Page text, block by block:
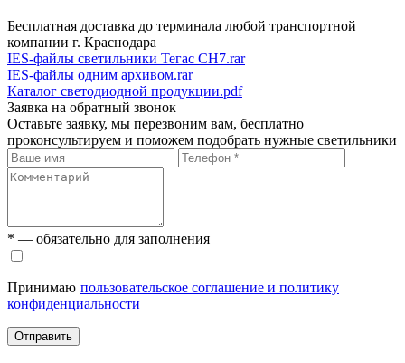
Бесплатная доставка до терминала любой транспортной
компании г. Краснодара
IES-файлы светильники Тегас СН7.rar
IES-файлы одним архивом.rar
Каталог светодиодной продукции.pdf
Заявка на обратный звонок
Оставьте заявку, мы перезвоним вам, бесплатно
проконсультируем и поможем подобрать нужные светильники
* — обязательно для заполнения
Принимаю пользовательское соглашение и политику
конфиденциальности
Отправить